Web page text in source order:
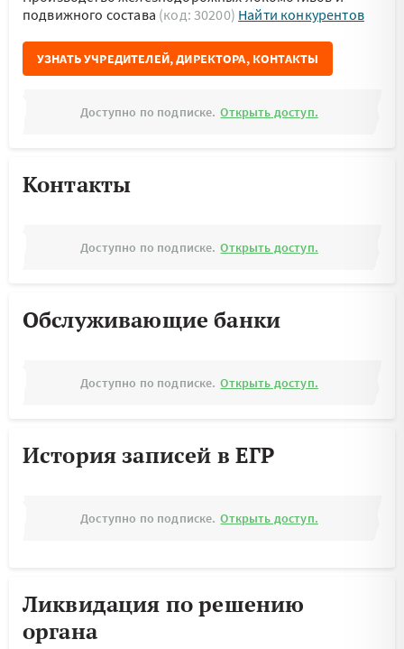
подвижного состава (код: 30200) Найти конкурентов
УЗНАТЬ УЧРЕДИТЕЛЕЙ, ДИРЕКТОРА, КОНТАКТЫ
Доступно по подписке. Открыть доступ.
Контакты
Доступно по подписке. Открыть доступ.
Обслуживающие банки
Доступно по подписке. Открыть доступ.
История записей в ЕГР
Доступно по подписке. Открыть доступ.
Ликвидация по решению
органа